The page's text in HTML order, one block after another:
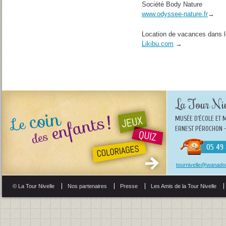
Société Body Nature
www.odyssee-nature.fr→
Location de vacances dans
Likibu.com →
La Tour
MUSÉE D'ÉCOLE ET
ERNEST
05 49
© La Tour Nivelle Nos partenaires Presse Les Amis de la Tour Nivelle